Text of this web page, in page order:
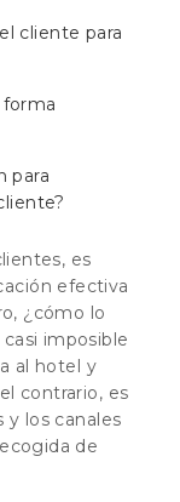
cliente para
para
es
efectiva
¿cómo lo
imposible
al hotel y
contrario, es
y los canales
de